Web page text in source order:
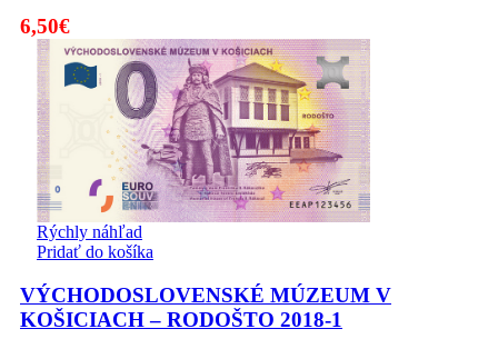
6,50€
Rýchly náhľad
Pridať do košíka
VÝCHODOSLOVENSKÉ MÚZEUM V
KOŠICIACH – RODOŠTO 2018-1